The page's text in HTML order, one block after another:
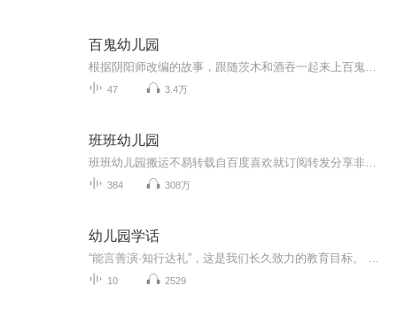
百鬼幼儿园
47 3.4万
班班幼儿园
384 308万
幼儿园学话
10 2529